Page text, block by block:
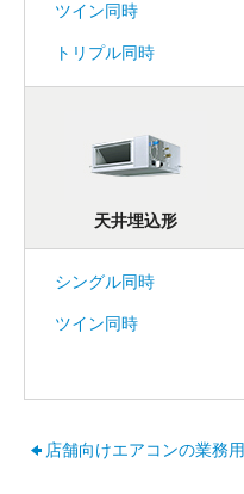
ツイン同時
トリプル同時
天井埋込形
シングル同時
ツイン同時
店舗向けエアコンの業務